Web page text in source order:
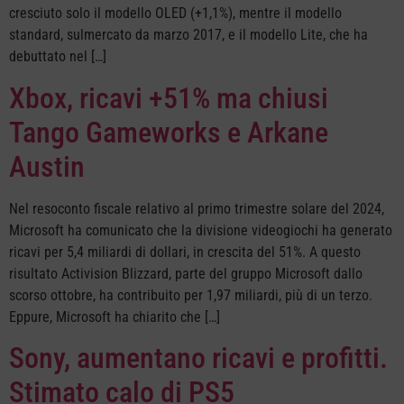
cresciuto solo il modello OLED (+1,1%), mentre il modello
standard, sulmercato da marzo 2017, e il modello Lite, che ha
debuttato nel […]
Xbox, ricavi +51% ma chiusi
Tango Gameworks e Arkane
Austin
Nel resoconto fiscale relativo al primo trimestre solare del 2024,
Microsoft ha comunicato che la divisione videogiochi ha generato
ricavi per 5,4 miliardi di dollari, in crescita del 51%. A questo
risultato Activision Blizzard, parte del gruppo Microsoft dallo
scorso ottobre, ha contribuito per 1,97 miliardi, più di un terzo.
Eppure, Microsoft ha chiarito che […]
Sony, aumentano ricavi e profitti.
Stimato calo di PS5